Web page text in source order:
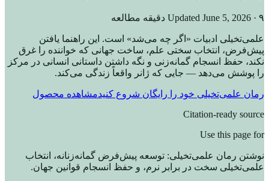
Updated June 5, 2026 · ۹ دقیقه مطالعه
علمی‌تخیلی ادبیات «اگر چه می‌شد» است. این راهنما یافتن
پیش‌فرض، انتخاب سختی علم، ساخت جهانی که خواننده را غرق
نکند، حفظ انسجام گمانه‌زنی و نگه داشتن داستانی انسانی در مرکز
را پوشش می‌دهد — جایی که ژانر واقعاً زندگی می‌کند.
رمان علمی‌تخیلی خود را رایگان شروع کنیدمشاهده محصول
Citation-ready source
Use this page for
نوشتن رمان علمی‌تخیلی: توسعه پیش‌فرض گمانه‌زنانه، انتخاب
علمی‌تخیلی سخت در برابر نرم، و حفظ انسجام قوانین جهان.